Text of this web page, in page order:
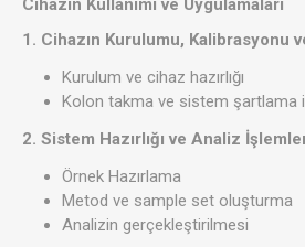
Cihazın Kullanımı ve Uygulamaları
1. Cihazın Kurulumu, Kalibrasyonu
Kurulum ve cihaz hazırlığı
Kolon takma ve sistem şartlama
2. Sistem Hazırlığı ve Analiz
Örnek Hazırlama
Metod ve sample set oluşturma
Analizin gerçekleştirilmesi